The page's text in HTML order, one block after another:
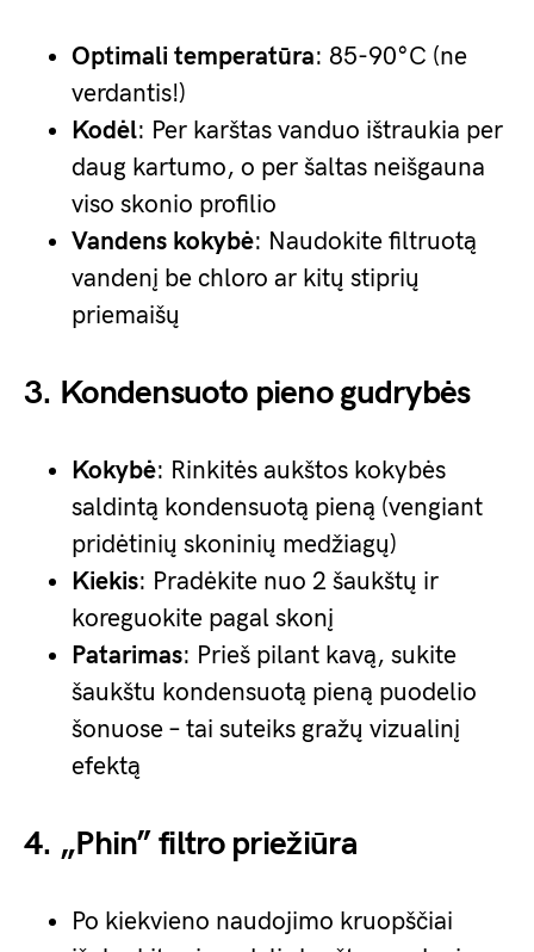
Optimali temperatūra: 85-90°C (ne
verdantis!)
Kodėl: Per karštas vanduo ištraukia per
daug kartumo, o per šaltas neišgauna
viso skonio profilio
Vandens kokybė: Naudokite filtruotą
vandenį be chloro ar kitų stiprių
priemaišų
3. Kondensuoto pieno gudrybės
Kokybė: Rinkitės aukštos kokybės
saldintą kondensuotą pieną (vengiant
pridėtinių skoninių medžiagų)
Kiekis: Pradėkite nuo 2 šaukštų ir
koreguokite pagal skonį
Patarimas: Prieš pilant kavą, sukite
šaukštu kondensuotą pieną puodelio
šonuose – tai suteiks gražų vizualinį
efektą
4. „Phin” filtro priežiūra
Po kiekvieno naudojimo kruopščiai